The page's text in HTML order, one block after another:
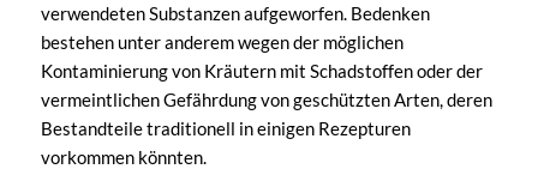
verwendeten Substanzen aufgeworfen. Bedenken
bestehen unter anderem wegen der möglichen
Kontaminierung von Kräutern mit Schadstoffen oder der
vermeintlichen Gefährdung von geschützten Arten, deren
Bestandteile traditionell in einigen Rezepturen
vorkommen könnten.